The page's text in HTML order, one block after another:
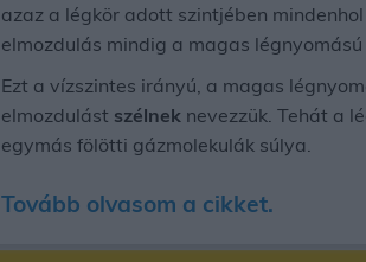
azaz a légkör adott szintjében
elmozdulás mindig a magas
Ezt a vízszintes irányú, a magas
elmozdulást szélnek nevezzük. Tehát a
egymás fölötti gázmolekulák súlya.
Tovább olvasom a cikket.